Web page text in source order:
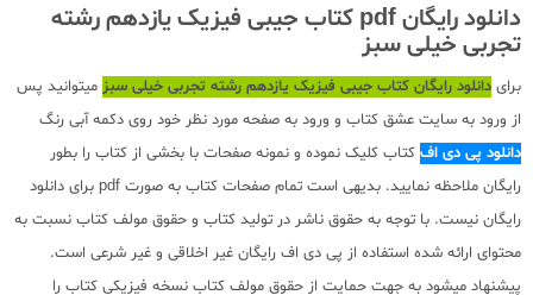
دانلود رایگان pdf کتاب جیبی فیزیک یازدهم رشته
تجربی خیلی سبز
برای دانلود رایگان کتاب جیبی فیزیک یازدهم رشته تجربی خیلی سبز میتوانید پس
از ورود به سایت عشق کتاب و ورود به صفحه مورد نظر خود روی دکمه آبی رنگ
دانلود پی دی اف کتاب کلیک نموده و نمونه صفحات با بخشی از کتاب را بطور
رایگان ملاحظه نمایید. بدیهی است تمام صفحات کتاب به صورت pdf برای دانلود
رایگان نیست. با توجه به حقوق ناشر در تولید کتاب و حقوق مولف کتاب نسبت به
محتوای ارائه شده استفاده از پی دی اف رایگان غیر اخلاقی و غیر شرعی است.
پیشنهاد میشود به جهت حمایت از حقوق مولف کتاب نسخه فیزیکی کتاب را